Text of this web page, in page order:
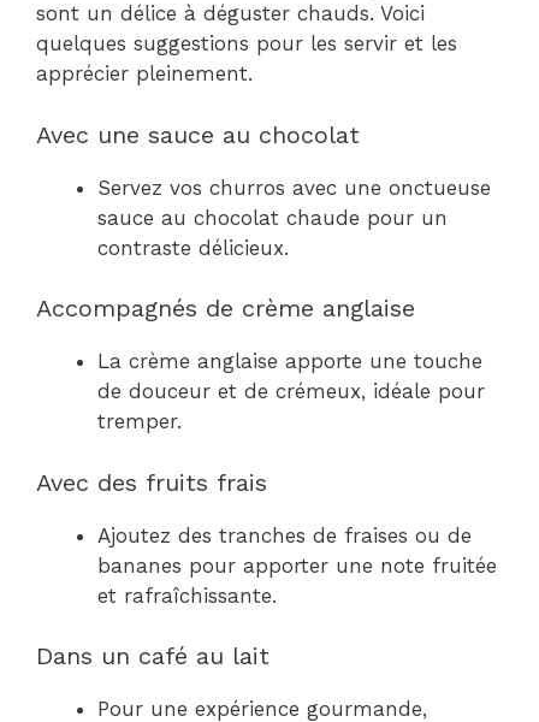
sont un délice à déguster chauds. Voici
quelques suggestions pour les servir et les
apprécier pleinement.
Avec une sauce au chocolat
Servez vos churros avec une onctueuse
sauce au chocolat chaude pour un
contraste délicieux.
Accompagnés de crème anglaise
La crème anglaise apporte une touche
de douceur et de crémeux, idéale pour
tremper.
Avec des fruits frais
Ajoutez des tranches de fraises ou de
bananes pour apporter une note fruitée
et rafraîchissante.
Dans un café au lait
Pour une expérience gourmande,